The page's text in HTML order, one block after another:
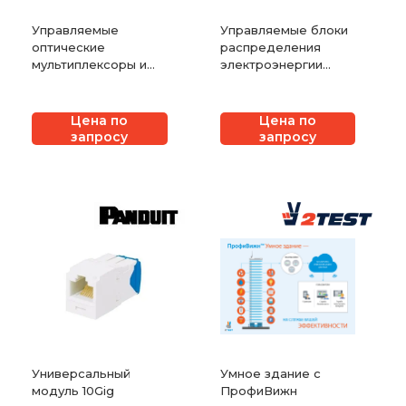
Управляемые
оптические
мультиплексоры и
Цена по
запросу
Управляемые блоки
распределения
электроэнергии
Цена по
запросу
Универсальный
модуль 10Gig
Умное здание с
ПрофиВижн